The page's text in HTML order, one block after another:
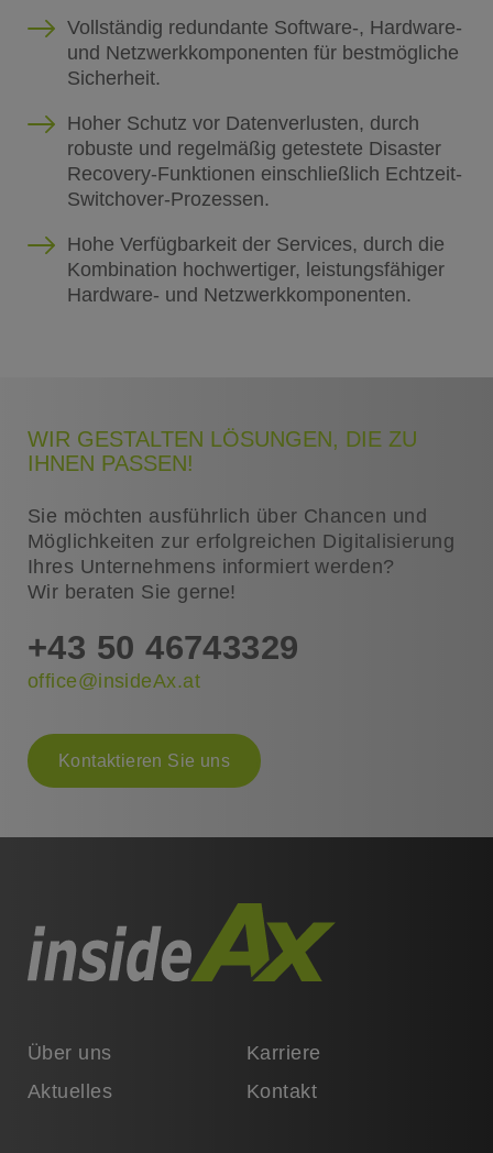
Vollständig redundante Software-, Hardware-
und Netzwerkkomponenten für bestmögliche
Sicherheit.
Hoher Schutz vor Datenverlusten, durch
robuste und regelmäßig getestete Disaster
Recovery-Funktionen einschließlich Echtzeit-
Switchover-Prozessen.
Hohe Verfügbarkeit der Services, durch die
Kombination hochwertiger, leistungsfähiger
Hardware- und Netzwerkkomponenten.
WIR GESTALTEN LÖSUNGEN, DIE ZU
IHNEN PASSEN!
Sie möchten ausführlich über Chancen und
Möglichkeiten zur erfolgreichen Digitalisierung
Ihres Unternehmens informiert werden?
Wir beraten Sie gerne!
+43 50 46743329
office@insideAx.at
Kontaktieren Sie uns
Über uns
Karriere
Aktuelles
Kontakt